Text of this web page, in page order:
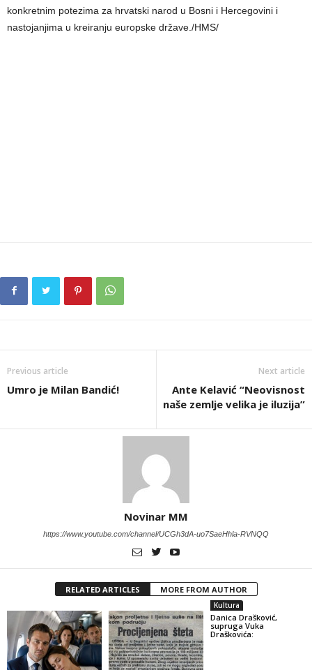
konkretnim potezima za hrvatski narod u Bosni i Hercegovini i
nastojanjima u kreiranju europske države./HMS/
Previous article
Umro je Milan Bandić!
Next article
Ante Kelavić “Neovisnost
naše zemlje velika je iluzija”
Novinar MM
https://www.youtube.com/channel/UCGh3dA-uo7SaeHhla-RVNQQ
RELATED ARTICLES MORE FROM AUTHOR
Kultura
Danica Drašković,
supruga Vuka
Draškovića: